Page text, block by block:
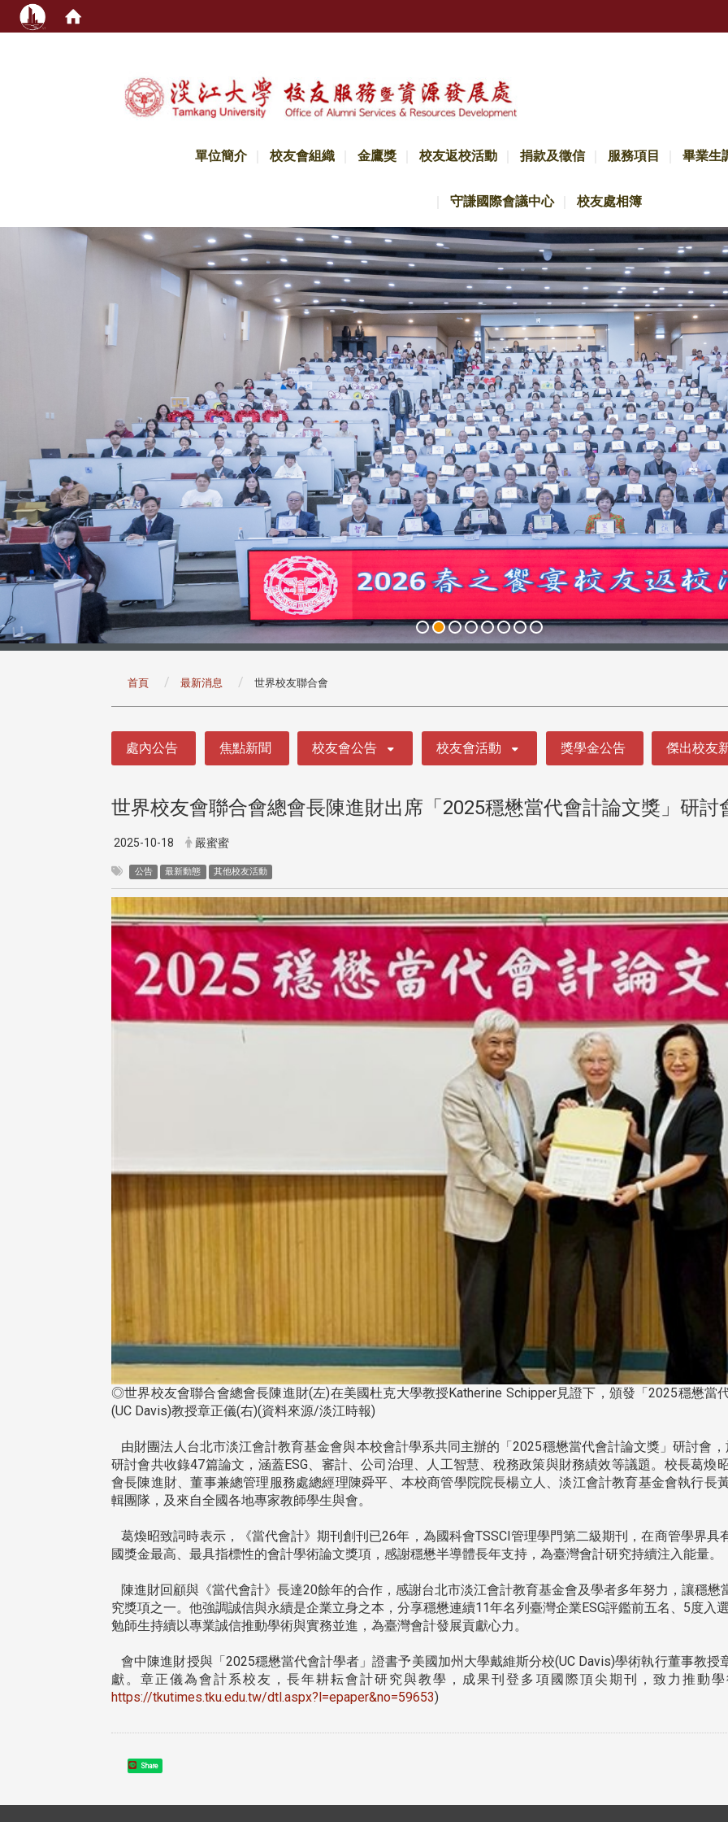
單位簡介 校友會組織 金鷹獎 校友返校活動 捐款及徵信 服務項目 畢業生
守謙國際會議中心 校友處相簿
首頁 最新消息 世界校友聯合會
處內公告 焦點新聞 校友會公告 校友會活動 獎學金公告 傑出校友
世界校友會聯合會總會長陳進財出席「2025穩懋當代會計論文獎」研討
2025-10-18 嚴蜜蜜
公告 最新動態 其他校友活動
◎世界校友會聯合會總會長陳進財(左)在美國杜克大學教授Katherine Schipper見證下，頒發「2025穩懋當
(UC Davis)教授章正儀(右)(資料來源/淡江時報)
由財團法人台北市淡江會計教育基金會與本校會計學系共同主辦的「2025穩懋當代會計論文獎」研討會
研討會共收錄47篇論文，涵蓋ESG、審計、公司治理、人工智慧、稅務政策與財務績效等議題。校長葛煥
會長陳進財、董事兼總管理服務處總經理陳舜平、本校商管學院院長楊立人、淡江會計教育基金會執行長
輯團隊，及來自全國各地專家教師學生與會。
葛煥昭致詞時表示，《當代會計》期刊創刊已26年，為國科會TSSCI管理學門第二級期刊，在商管學界
國獎金最高、最具指標性的會計學術論文獎項，感謝穩懋半導體長年支持，為臺灣會計研究持續注入能量。
陳進財回顧與《當代會計》長達20餘年的合作，感謝台北市淡江會計教育基金會及學者多年努力，讓穩
究獎項之一。他強調誠信與永續是企業立身之本，分享穩懋連續11年名列臺灣企業ESG評鑑前五名、5度入
勉師生持續以專業誠信推動學術與實務並進，為臺灣會計發展貢獻心力。
會中陳進財授與「2025穩懋當代會計學者」證書予美國加州大學戴維斯分校(UC Davis)學術執行董事教
獻。章正儀為會計系校友，長年耕耘會計研究與教學，成果刊登多項國際頂尖期刊，致力推動
https://tkutimes.tku.edu.tw/dtl.aspx?l=epaper&no=59653)
Share